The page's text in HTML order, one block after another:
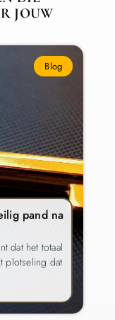
JOUW
Blog
pand na
dat het totaal
plotseling dat